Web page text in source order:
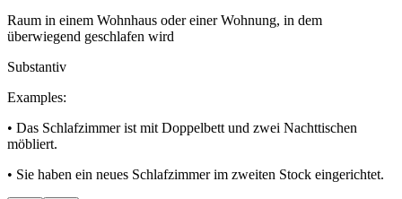
Raum in einem Wohnhaus oder einer Wohnung, in dem
überwiegend geschlafen wird
Substantiv
Examples:
• Das Schlafzimmer ist mit Doppelbett und zwei Nachttischen
möbliert.
• Sie haben ein neues Schlafzimmer im zweiten Stock eingerichtet.